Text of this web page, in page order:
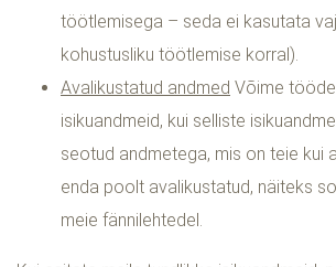
töötlemisega – seda ei kasutata
kohustusliku töötlemise korral).
Avalikustatud andmed Võime
isikuandmeid, kui selliste
seotud andmetega, mis on teie kui
enda poolt avalikustatud, näiteks
meie fännilehtedel.